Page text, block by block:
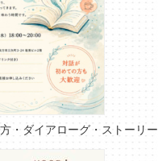
・ダイアローグ・ストーリー